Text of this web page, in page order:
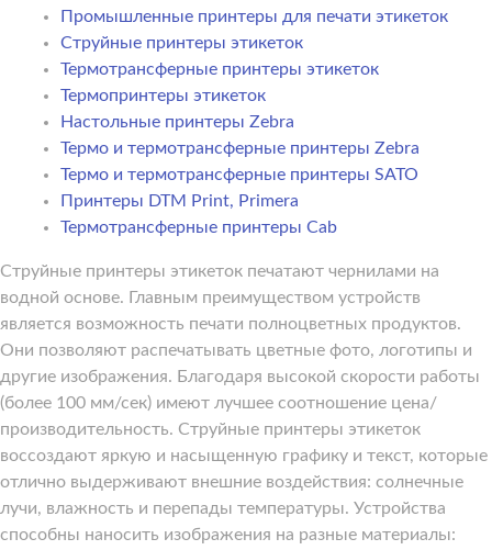
Промышленные принтеры для печати этикеток
Струйные принтеры этикеток
Термотрансферные принтеры этикеток
Термопринтеры этикеток
Настольные принтеры Zebra
Термо и термотрансферные принтеры Zebra
Термо и термотрансферные принтеры SATO
Принтеры DTM Print, Primera
Термотрансферные принтеры Cab
Струйные принтеры этикеток печатают чернилами на
водной основе. Главным преимуществом устройств
является возможность печати полноцветных продуктов.
Они позволяют распечатывать цветные фото, логотипы и
другие изображения. Благодаря высокой скорости работы
(более 100 мм/сек) имеют лучшее соотношение цена/
производительность. Струйные принтеры этикеток
воссоздают яркую и насыщенную графику и текст, которые
отлично выдерживают внешние воздействия: солнечные
лучи, влажность и перепады температуры. Устройства
способны наносить изображения на разные материалы: